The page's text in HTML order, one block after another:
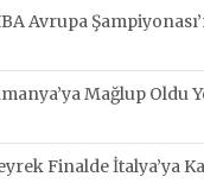
Avrupa
Mağlup Oldu
Finalde İtalya’ya